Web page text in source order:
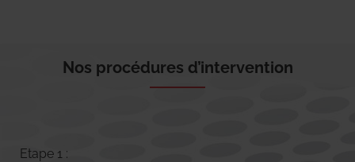
Nos procédures d’intervention
Etape 1 :